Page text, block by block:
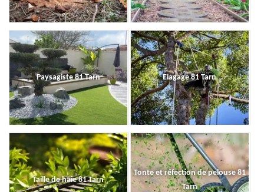
Paysagiste 81 Tarn Elagage 81 Tarn
Taille de haie 81 Tarn
Tonte et réfection de pelouse 81
Tarn